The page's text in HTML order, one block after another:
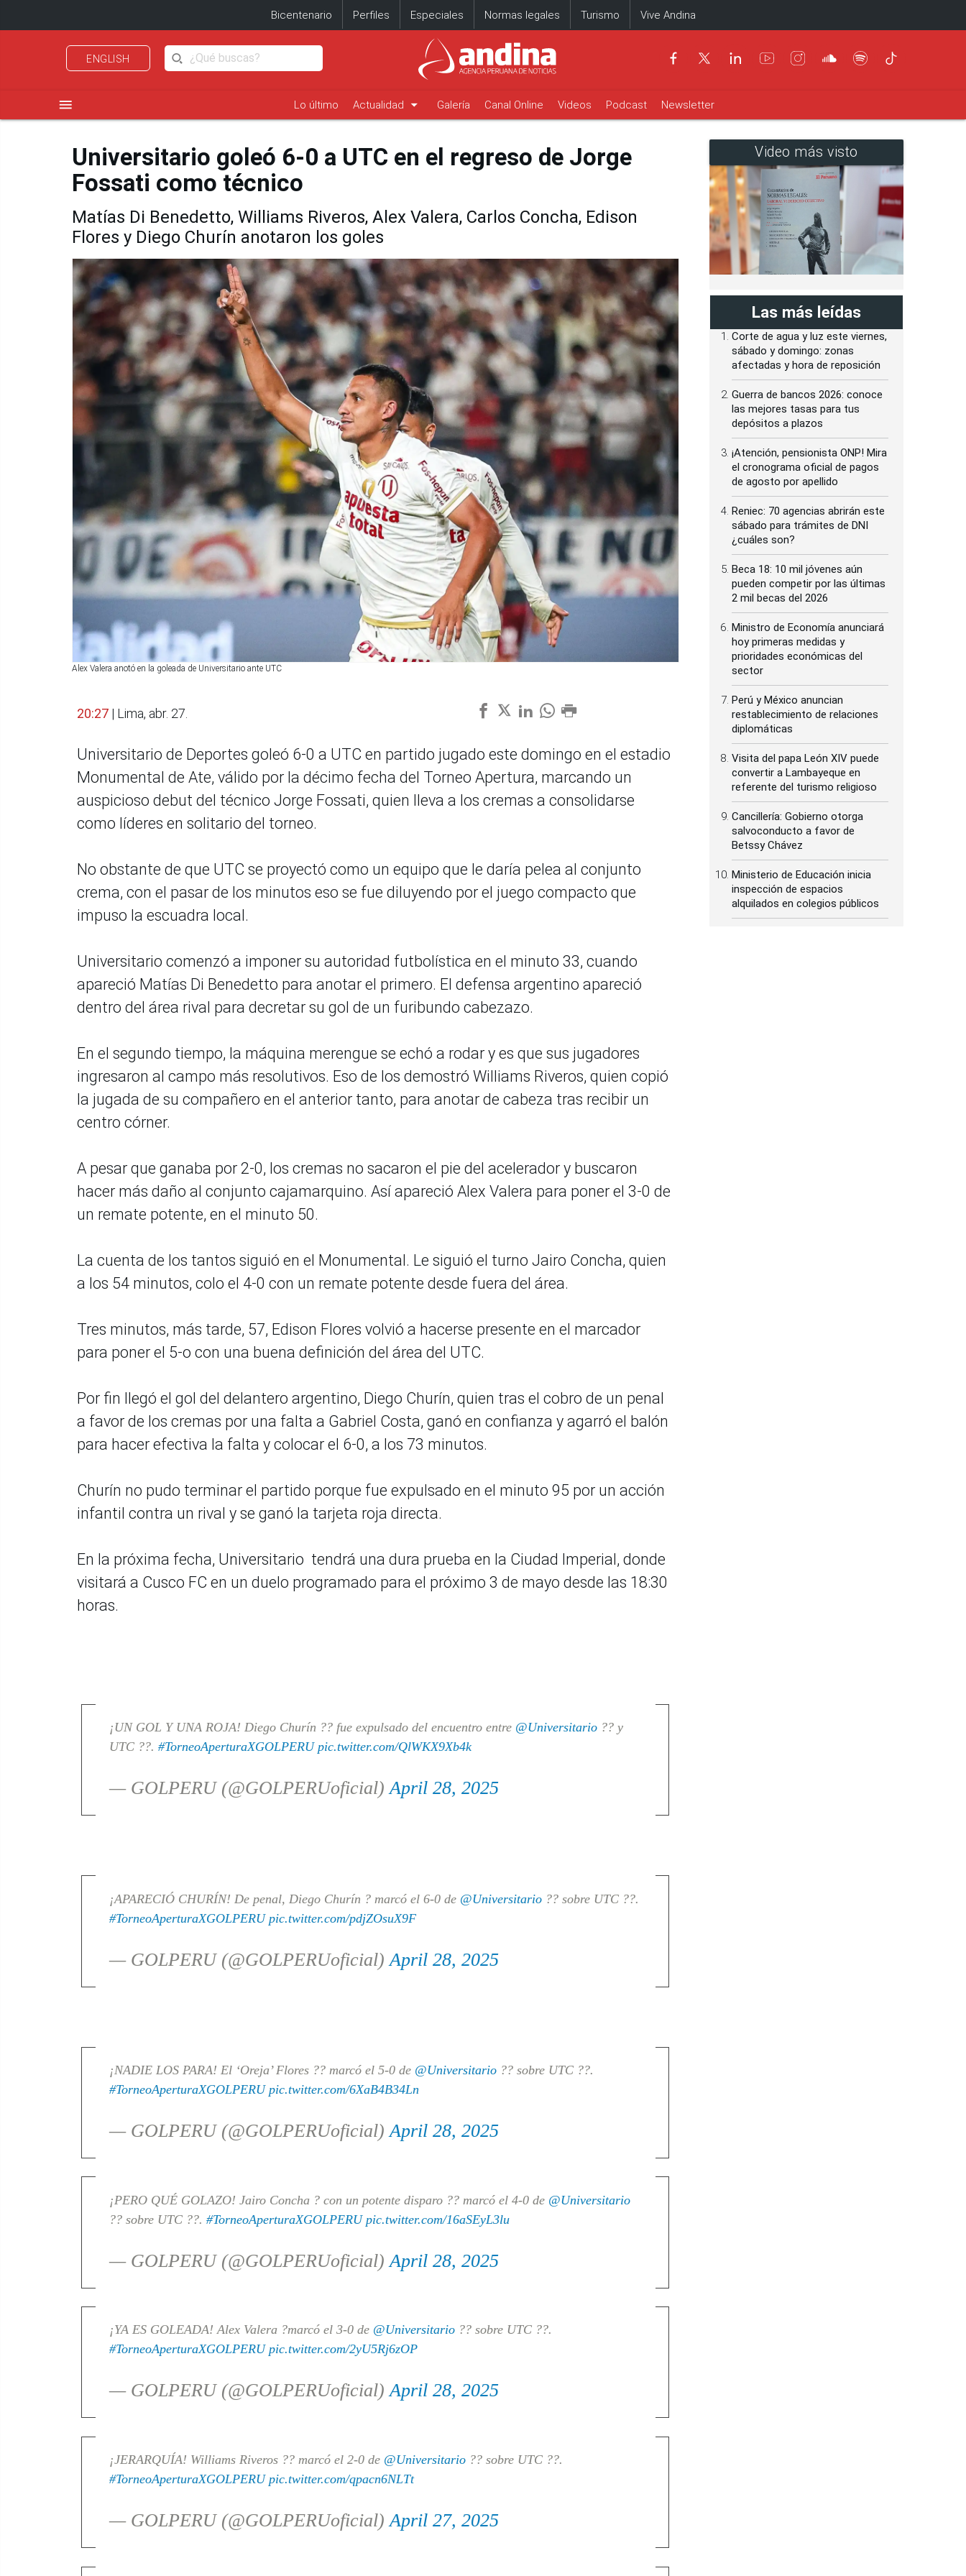
Bicentenario Perfiles Especiales Normas legales Turismo Vive Andina
ENGLISH
menu Lo último Actualidad arrow_drop_down Galería Canal Online Videos Podcast Newsletter
Universitario goleó 6-0 a UTC en el regreso de Jorge
Fossati como técnico
Matías Di Benedetto, Williams Riveros, Alex Valera, Carlos Concha, Edison
Flores y Diego Churín anotaron los goles
Alex Valera anotó en la goleada de Universitario ante UTC
20:27 | Lima, abr. 27.
Universitario de Deportes goleó 6-0 a UTC en partido jugado este domingo en el estadio
Monumental de Ate, válido por la décimo fecha del Torneo Apertura, marcando un
auspicioso debut del técnico Jorge Fossati, quien lleva a los cremas a consolidarse
como líderes en solitario del torneo.
No obstante de que UTC se proyectó como un equipo que le daría pelea al conjunto
crema, con el pasar de los minutos eso se fue diluyendo por el juego compacto que
impuso la escuadra local.
Universitario comenzó a imponer su autoridad futbolística en el minuto 33, cuando
apareció Matías Di Benedetto para anotar el primero. El defensa argentino apareció
dentro del área rival para decretar su gol de un furibundo cabezazo.
En el segundo tiempo, la máquina merengue se echó a rodar y es que sus jugadores
ingresaron al campo más resolutivos. Eso de los demostró Williams Riveros, quien copió
la jugada de su compañero en el anterior tanto, para anotar de cabeza tras recibir un
centro córner.
A pesar que ganaba por 2-0, los cremas no sacaron el pie del acelerador y buscaron
hacer más daño al conjunto cajamarquino. Así apareció Alex Valera para poner el 3-0 de
un remate potente, en el minuto 50.
La cuenta de los tantos siguió en el Monumental. Le siguió el turno Jairo Concha, quien
a los 54 minutos, colo el 4-0 con un remate potente desde fuera del área.
Tres minutos, más tarde, 57, Edison Flores volvió a hacerse presente en el marcador
para poner el 5-o con una buena definición del área del UTC.
Por fin llegó el gol del delantero argentino, Diego Churín, quien tras el cobro de un penal
a favor de los cremas por una falta a Gabriel Costa, ganó en confianza y agarró el balón
para hacer efectiva la falta y colocar el 6-0, a los 73 minutos.
Churín no pudo terminar el partido porque fue expulsado en el minuto 95 por un acción
infantil contra un rival y se ganó la tarjeta roja directa.
En la próxima fecha, Universitario tendrá una dura prueba en la Ciudad Imperial, donde
visitará a Cusco FC en un duelo programado para el próximo 3 de mayo desde las 18:30
horas.
¡UN GOL Y UNA ROJA! Diego Churín ?? fue expulsado del encuentro entre @Universitario?? y
UTC ??. #TorneoAperturaXGOLPERU pic.twitter.com/QlWKX9Xb4k
— GOLPERU (@GOLPERUoficial)April 28, 2025
¡APARECIÓ CHURÍN! De penal, Diego Churín ? marcó el 6-0 de @Universitario?? sobre UTC ??.
#TorneoAperturaXGOLPERU pic.twitter.com/pdjZOsuX9F
— GOLPERU (@GOLPERUoficial) April 28, 2025
¡NADIE LOS PARA! El ‘Oreja’ Flores ?? marcó el 5-0 de @Universitario?? sobre UTC ??.
#TorneoAperturaXGOLPERU pic.twitter.com/6XaB4B34Ln
— GOLPERU (@GOLPERUoficial)April 28, 2025
¡PERO QUÉ GOLAZO! Jairo Concha ? con un potente disparo ?? marcó el 4-0 de @Universitario
?? sobre UTC ??. #TorneoAperturaXGOLPERU pic.twitter.com/16aSEyL3lu
— GOLPERU (@GOLPERUoficial) April 28, 2025
¡YA ES GOLEADA! Alex Valera ?marcó el 3-0 de @Universitario?? sobre UTC ??.
#TorneoAperturaXGOLPERU pic.twitter.com/2yU5Rj6zOP
— GOLPERU (@GOLPERUoficial)April 28, 2025
¡JERARQUÍA! Williams Riveros ?? marcó el 2-0 de @Universitario?? sobre UTC ??.
#TorneoAperturaXGOLPERU pic.twitter.com/qpacn6NLTt
— GOLPERU (@GOLPERUoficial)April 27, 2025
Video más visto
Las más leídas
Corte de agua y luz este viernes,
sábado y domingo: zonas
afectadas y hora de reposición
Guerra de bancos 2026: conoce
las mejores tasas para tus
depósitos a plazos
¡Atención, pensionista ONP! Mira
el cronograma oficial de pagos
de agosto por apellido
Reniec: 70 agencias abrirán este
sábado para trámites de DNI
¿cuáles son?
Beca 18: 10 mil jóvenes aún
pueden competir por las últimas
2 mil becas del 2026
Ministro de Economía anunciará
hoy primeras medidas y
prioridades económicas del
sector
Perú y México anuncian
restablecimiento de relaciones
diplomáticas
Visita del papa León XIV puede
convertir a Lambayeque en
referente del turismo religioso
Cancillería: Gobierno otorga
salvoconducto a favor de
Betssy Chávez
Ministerio de Educación inicia
inspección de espacios
alquilados en colegios públicos